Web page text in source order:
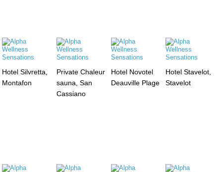
Hotel Silvretta,
Montafon
Private Chaleur
sauna, San
Cassiano
Hotel Novotel
Deauville Plage
Hotel Stavelot,
Stavelot